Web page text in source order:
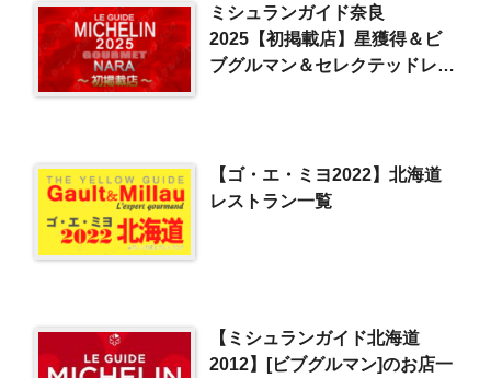
ミシュランガイド奈良
2025【初掲載店】星獲得＆ビ
ブグルマン＆セレクテッドレス
【ゴ・エ・ミヨ2022】北海道
レストラン一覧
【ミシュランガイド北海道
2012】[ビブグルマン]のお店一